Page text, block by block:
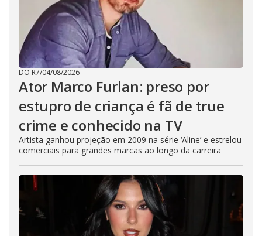
DO R7/04/08/2026
Ator Marco Furlan: preso por
estupro de criança é fã de true
crime e conhecido na TV
Artista ganhou projeção em 2009 na série ‘Aline’ e estrelou
comerciais para grandes marcas ao longo da carreira